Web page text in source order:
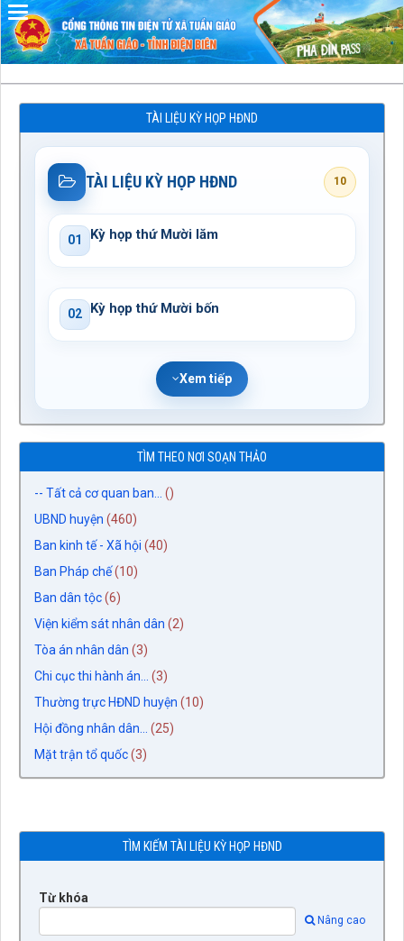
TÀI LIỆU KỲ HỌP HĐND
TÀI LIỆU KỲ HỌP HĐND 10
01 Kỳ họp thứ Mười lăm
02 Kỳ họp thứ Mười bốn
Xem tiếp
TÌM THEO NƠI SOẠN THẢO
-- Tất cả cơ quan ban...
()
UBND huyện (460)
Ban kinh tế - Xã hội (40)
Ban Pháp chế(10)
Ban dân tộc(6)
Viện kiểm sát nhân dân (2)
Tòa án nhân dân (3)
Chi cục thi hành án...
(3)
Thường trực HĐND huyện (10)
Hội đồng nhân dân...
(25)
Mặt trận tổ quốc(3)
TÌM KIẾM TÀI LIỆU KỲ HỌP HĐND
Từ khóa
Nâng cao
Đã kết nối EMC